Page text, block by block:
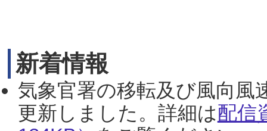
新着情報
気象官署の移転及び風向風
更新しました。詳細は配信